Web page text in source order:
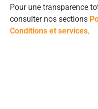
Pour une transparence
consulter nos sections
Conditions et services.